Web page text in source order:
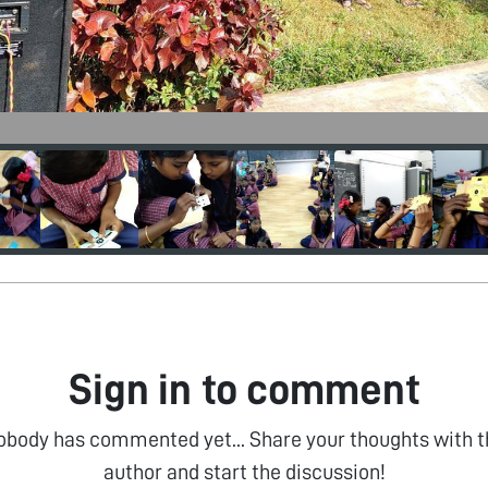
Sign in to comment
has commented yet... Share your thoughts with
author and start the discussion!